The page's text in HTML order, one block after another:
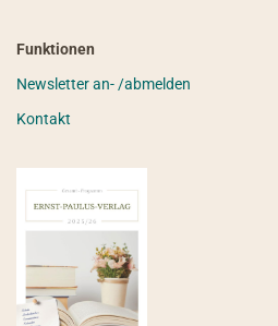
Funktionen
Newsletter an- /abmelden
Kontakt